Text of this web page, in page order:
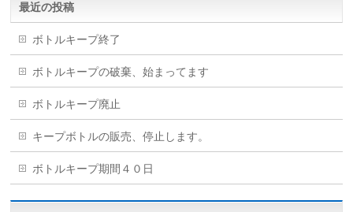
最近の投稿
ボトルキープ終了
ボトルキープの破棄、始まってます
ボトルキープ廃止
キープボトルの販売、停止します。
ボトルキープ期間４０日